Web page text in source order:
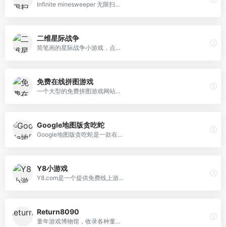
Infinite minesweeper 无限扫...
二维星际战争
简笔画的星际战争小游戏，点...
免费在线拼图游戏
一个大型的免费拼图游戏网站...
Google地图版贪吃蛇
Google地图版贪吃蛇是一款在...
Y8小游戏
Y8.com是一个提供免费线上游...
Return8090
童年游戏博物馆，收录各种童...